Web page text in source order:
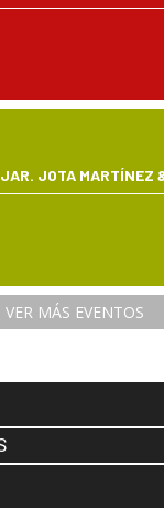
JOTA MARTÍNEZ
VER MÁS EVENTOS